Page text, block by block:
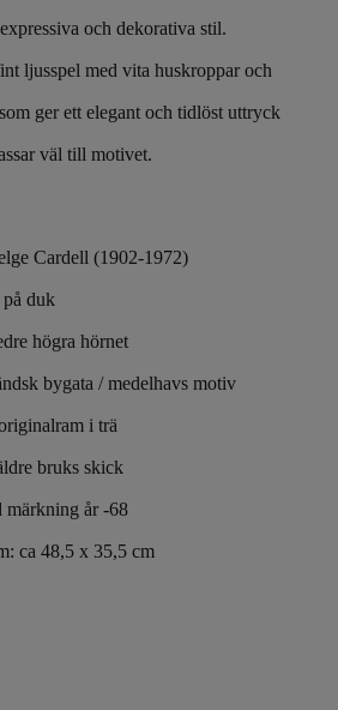
och dekorativa stil.
ljusspel med vita huskroppar och
ger ett elegant och tidlöst uttryck
väl till motivet.
Cardell (1902-1972)
duk
högra hörnet
bygata / medelhavs motiv
i trä
bruks skick
märkning år -68
ca 48,5 x 35,5 cm